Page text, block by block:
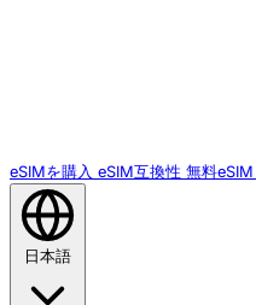
eSIMを購入 eSIM互換性 無料eSIM
日本語